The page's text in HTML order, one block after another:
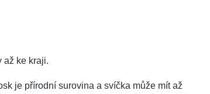
až ke kraji.
je přírodní surovina a svíčka může mít až